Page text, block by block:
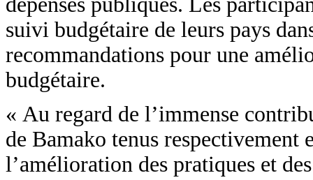
suivi budgétaire de leurs pays
recommandations pour une
budgétaire.
« Au regard de l’immense
de Bamako tenus
l’amélioration des pratiques et